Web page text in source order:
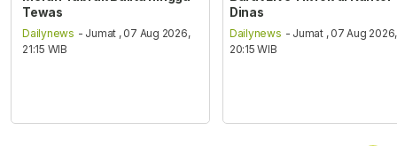
Tewas
Dailynews - Jumat , 07 Aug 2026,
21:15 WIB
Dinas
Dailynews - Jumat , 07 Aug 2026,
20:15 WIB